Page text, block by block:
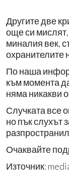
Другите две
още си мислят,
миналия век,
охранителите
По наша
към момента
няма никакви
Случката все
но пък слухът
Очаквайте
Източник: